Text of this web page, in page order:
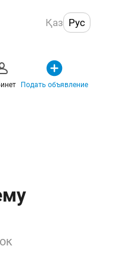
Қаз Рус
Подать объявление